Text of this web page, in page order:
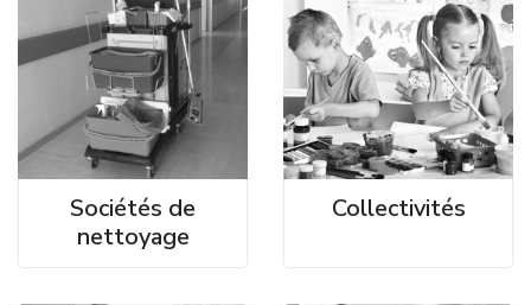
Sociétés de
nettoyage
Collectivités